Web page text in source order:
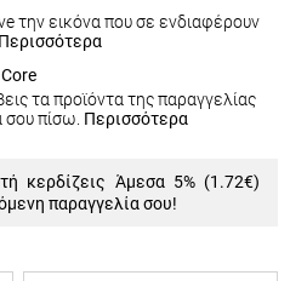
την εικόνα που σε ενδιαφέρουν
Περισσότερα
τα προϊόντα της παραγγελίας
πίσω. Περισσότερα
κερδίζεις Άμεσα 5% (1.72€)
παραγγελία σου!